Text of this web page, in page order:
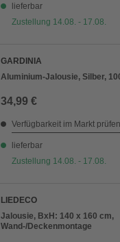
lieferbar
Zustellung 14.08. - 17.08.
GARDINIA
Aluminium-Jalousie, Silber,
34,99 €
Verfügbarkeit im Markt prüfen
lieferbar
Zustellung 14.08. - 17.08.
LIEDECO
Jalousie, BxH: 140 x 160 cm,
Wand-/Deckenmontage